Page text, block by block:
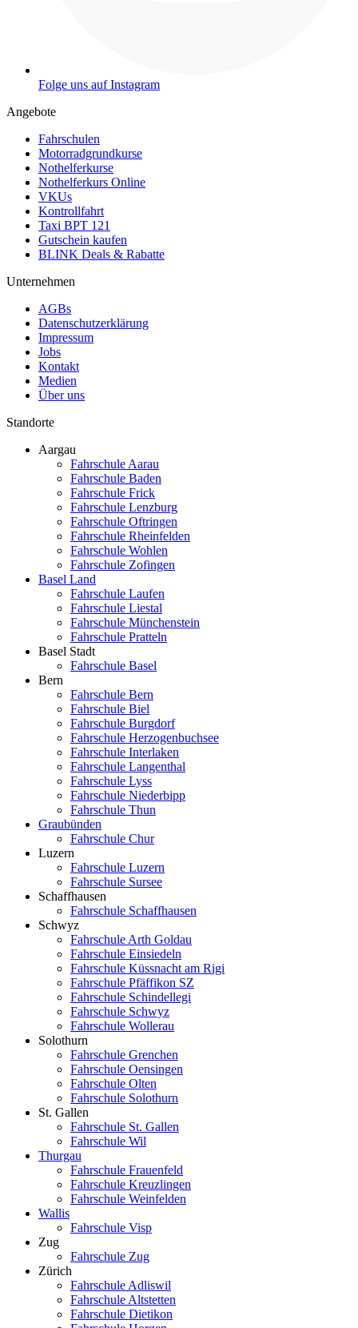
Folge uns auf Instagram
Angebote
Fahrschulen
Motorradgrundkurse
Nothelferkurse
Nothelferkurs Online
VKUs
Kontrollfahrt
Taxi BPT 121
Gutschein kaufen
BLINK Deals & Rabatte
Unternehmen
AGBs
Datenschutzerklärung
Impressum
Jobs
Kontakt
Medien
Über uns
Standorte
Aargau
Fahrschule Aarau
Fahrschule Baden
Fahrschule Frick
Fahrschule Lenzburg
Fahrschule Oftringen
Fahrschule Rheinfelden
Fahrschule Wohlen
Fahrschule Zofingen
Basel Land
Fahrschule Laufen
Fahrschule Liestal
Fahrschule Münchenstein
Fahrschule Pratteln
Basel Stadt
Fahrschule Basel
Bern
Fahrschule Bern
Fahrschule Biel
Fahrschule Burgdorf
Fahrschule Herzogenbuchsee
Fahrschule Interlaken
Fahrschule Langenthal
Fahrschule Lyss
Fahrschule Niederbipp
Fahrschule Thun
Graubünden
Fahrschule Chur
Luzern
Fahrschule Luzern
Fahrschule Sursee
Schaffhausen
Fahrschule Schaffhausen
Schwyz
Fahrschule Arth Goldau
Fahrschule Einsiedeln
Fahrschule Küssnacht am Rigi
Fahrschule Pfäffikon SZ
Fahrschule Schindellegi
Fahrschule Schwyz
Fahrschule Wollerau
Solothurn
Fahrschule Grenchen
Fahrschule Oensingen
Fahrschule Olten
Fahrschule Solothurn
St. Gallen
Fahrschule St. Gallen
Fahrschule Wil
Thurgau
Fahrschule Frauenfeld
Fahrschule Kreuzlingen
Fahrschule Weinfelden
Wallis
Fahrschule Visp
Zug
Fahrschule Zug
Zürich
Fahrschule Adliswil
Fahrschule Altstetten
Fahrschule Dietikon